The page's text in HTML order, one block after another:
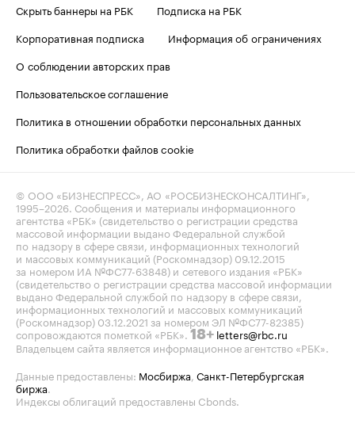
Скрыть баннеры на РБК
Подписка на РБК
Корпоративная подписка
Информация об ограничениях
О соблюдении авторских прав
Пользовательское соглашение
Политика в отношении обработки персональных данных
Политика обработки файлов cookie
© ООО «БИЗНЕСПРЕСС», АО «РОСБИЗНЕСКОНСАЛТИНГ»,
1995–2026 . Сообщения и материалы информационного
агентства «РБК» (свидетельство о регистрации средства
массовой информации выдано Федеральной службой
по надзору в сфере связи, информационных технологий
и массовых коммуникаций (Роскомнадзор) 09.12.2015
за номером ИА №ФС77-63848) и сетевого издания «РБК»
(свидетельство о регистрации средства массовой информации
выдано Федеральной службой по надзору в сфере связи,
информационных технологий и массовых коммуникаций
(Роскомнадзор) 03.12.2021 за номером ЭЛ №ФС77-82385)
сопровождаются пометкой «РБК». 18+ letters@rbc.ru
Владельцем сайта является информационное агентство «РБК».
Данные предоставлены: Мосбиржа Санкт-Петербургская
биржа
Индексы облигаций предоставлены Cbonds.